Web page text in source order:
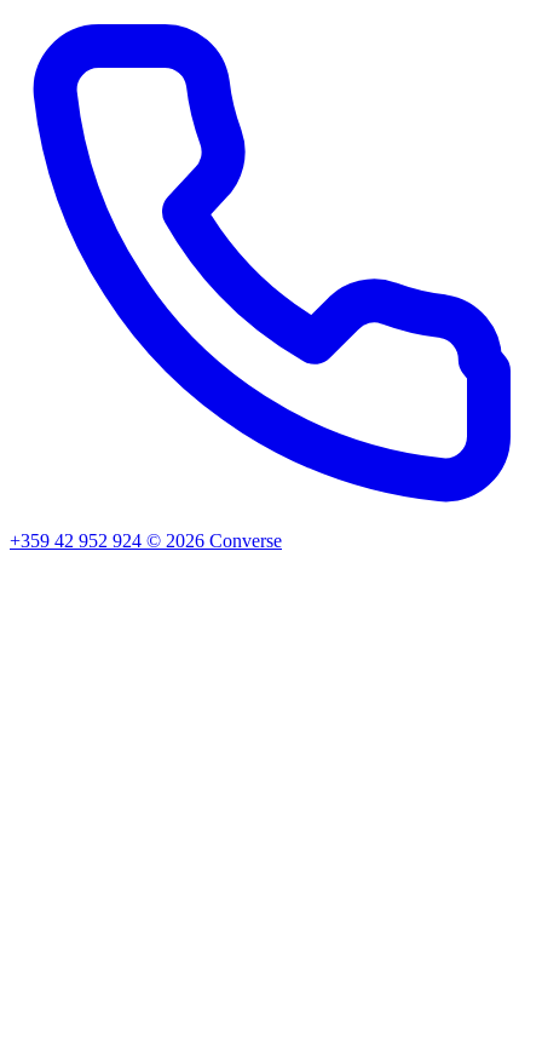
+359 42 952 924 © 2026 Converse